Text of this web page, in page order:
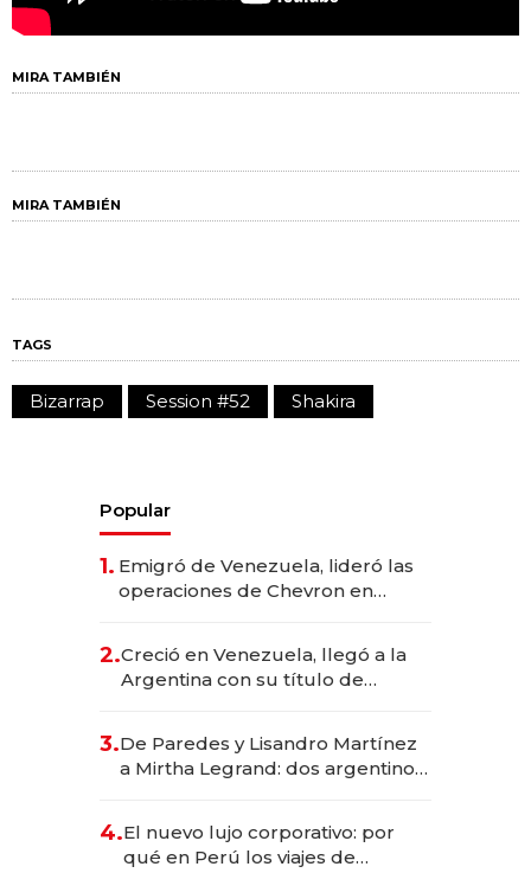
MIRA TAMBIÉN
MIRA TAMBIÉN
TAGS
Bizarrap Session #52 Shakira
Popular
1. Emigró de Venezuela, lideró las
operaciones de Chevron en
2.Creció en Venezuela, llegó a la
Argentina con su título de
las marcas "fast premium"
3.De Paredes y Lisandro Martínez
a Mirtha Legrand: dos argentinos
4.El nuevo lujo corporativo: por
qué en Perú los viajes de